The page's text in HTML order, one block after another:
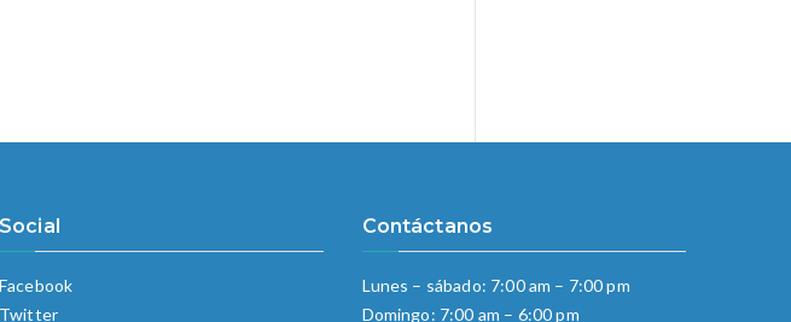
Social
Facebook
Twitter
Contáctanos
Lunes – sábado: 7:00 am – 7:00 pm
Domingo: 7:00 am – 6:00 pm